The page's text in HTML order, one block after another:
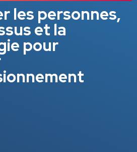
les personnes,
et la
pour